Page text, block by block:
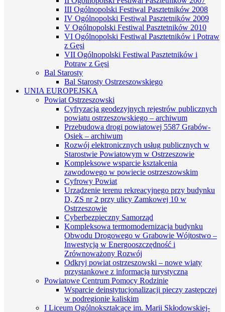
III Ogólnopolski Festiwal Pasztetników 2008
IV Ogólnopolski Festiwal Pasztetników 2009
V Ogólnopolski Festiwal Pasztetników 2010
VI Ogólnopolski Festiwal Pasztetników i Potraw
z Gęsi
VII Ogólnopolski Festiwal Pasztetników i
Potraw z Gęsi
Bal Starosty
Bal Starosty Ostrzeszowskiego
UNIA EUROPEJSKA
Powiat Ostrzeszowski
Cyfryzacja geodezyjnych rejestrów publicznych
powiatu ostrzeszowskiego – archiwum
Przebudowa drogi powiatowej 5587 Grabów-
Osiek – archiwum
Rozwój elektronicznych usług publicznych w
Starostwie Powiatowym w Ostrzeszowie
Kompleksowe wsparcie kształcenia
zawodowego w powiecie ostrzeszowskim
Cyfrowy Powiat
Urządzenie terenu rekreacyjnego przy budynku
D, ZS nr 2 przy ulicy Zamkowej 10 w
Ostrzeszowie
Cyberbezpieczny Samorząd
Kompleksowa termomodernizacja budynku
Obwodu Drogowego w Grabowie Wójtostwo –
Inwestycją w Energooszczędność i
Zrównoważony Rozwój
Odkryj powiat ostrzeszowski – nowe wiaty
przystankowe z informacją turystyczną
Powiatowe Centrum Pomocy Rodzinie
Wsparcie deinstytucjonalizacji pieczy zastępczej
w podregionie kaliskim
I Liceum Ogólnokształcące im. Marii Skłodowskiej-